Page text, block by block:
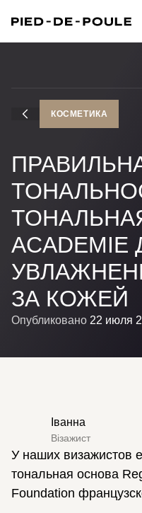
КОСМЕТИКА
ACADEMIE
ЗА КОЖЕЙ
Опубликовано 22 июля
Іванна
Візажист
У наших визажистов
тональная основа
Foundation